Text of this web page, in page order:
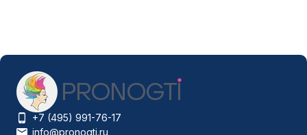
+7 (495) 991-76-17
info@pronogti.ru